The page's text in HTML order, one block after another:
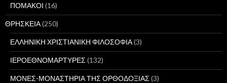
ΠΟΜΑΚΟΙ (16)
ΘΡΗΣΚΕΙΑ(250)
ΕΛΛΗΝΙΚΗ ΧΡΙΣΤΙΑΝΙΚΗ ΦΙΛΟΣΟΦΙΑ(3)
ΙΕΡΟΕΘΝΟΜΑΡΤΥΡΕΣ (132)
ΜΟΝΕΣ-ΜΟΝΑΣΤΗΡΙΑ ΤΗΣ ΟΡΘΟΔΟΞΙΑΣ (3)